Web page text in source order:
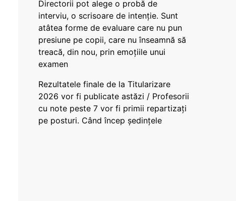
Directorii pot alege o probă de
interviu, o scrisoare de intenție. Sunt
atâtea forme de evaluare care nu pun
presiune pe copii, care nu înseamnă să
treacă, din nou, prin emoțiile unui
examen
Rezultatele finale de la Titularizare
2026 vor fi publicate astăzi / Profesorii
cu note peste 7 vor fi primii repartizați
pe posturi. Când încep ședințele